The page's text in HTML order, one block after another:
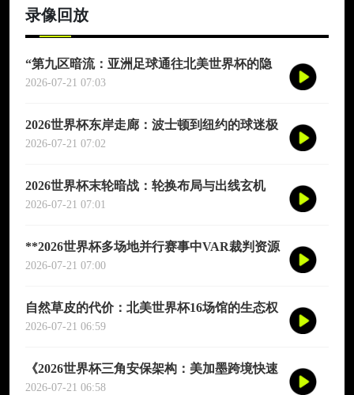
录像回放
“第九区暗流：亚洲足球通往北美世界杯的隐
秘支点”
2026-07-21 07:03
2026世界杯东岸走廊：波士顿到纽约的球迷极
速通道指南
2026-07-21 07:02
2026世界杯末轮暗战：轮换布局与出线玄机
2026-07-21 07:01
**2026世界杯多场地并行赛事中VAR裁判资源
的实时协同调度与弹性分配机制研究**
2026-07-21 07:00
自然草皮的代价：北美世界杯16场馆的生态权
衡与竞技重塑
2026-07-21 06:59
《2026世界杯三角安保架构：美加墨跨境快速
链路与应急联动机制升级策略》
2026-07-21 06:58